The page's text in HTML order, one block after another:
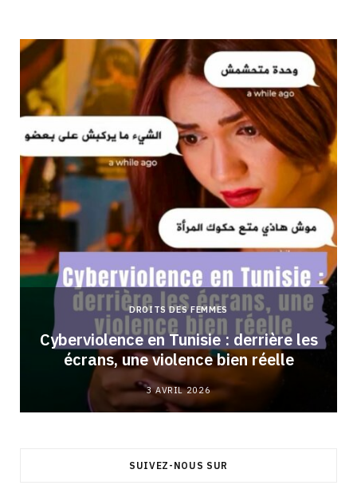
DROITS DES FEMMES
Cyberviolence en Tunisie : derrière les
écrans, une violence bien réelle
3 AVRIL 2026
SUIVEZ-NOUS SUR